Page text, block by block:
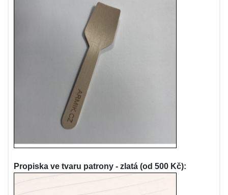
Propiska ve tvaru patrony - zlatá (od 500 Kč):